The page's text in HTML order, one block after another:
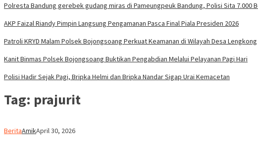
Polresta Bandung gerebek gudang miras di Pameungpeuk Bandung, Polisi Sita 7.000
AKP Faizal Riandy Pimpin Langsung Pengamanan Pasca Final Piala Presiden 2026
Patroli KRYD Malam Polsek Bojongsoang Perkuat Keamanan di Wilayah Desa Lengkong
Kanit Binmas Polsek Bojongsoang Buktikan Pengabdian Melalui Pelayanan Pagi Hari
Polisi Hadir Sejak Pagi, Bripka Helmi dan Bripka Nandar Sigap Urai Kemacetan
Tag: prajurit
BeritaAmikApril 30, 2026